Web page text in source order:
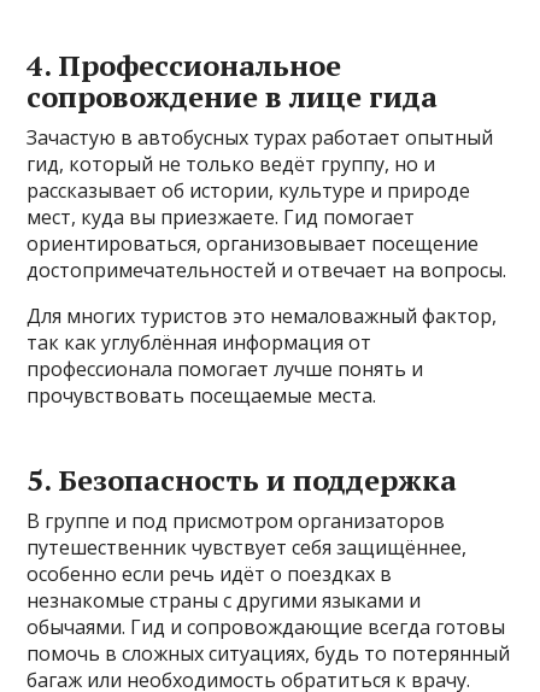
4. Профессиональное
сопровождение в лице гида
Зачастую в автобусных турах работает опытный
гид, который не только ведёт группу, но и
рассказывает об истории, культуре и природе
мест, куда вы приезжаете. Гид помогает
ориентироваться, организовывает посещение
достопримечательностей и отвечает на вопросы.
Для многих туристов это немаловажный фактор,
так как углублённая информация от
профессионала помогает лучше понять и
прочувствовать посещаемые места.
5. Безопасность и поддержка
В группе и под присмотром организаторов
путешественник чувствует себя защищённее,
особенно если речь идёт о поездках в
незнакомые страны с другими языками и
обычаями. Гид и сопровождающие всегда готовы
помочь в сложных ситуациях, будь то потерянный
багаж или необходимость обратиться к врачу.